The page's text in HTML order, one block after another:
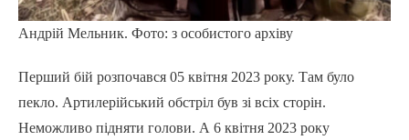
Андрій Мельник. Фото: з особистого архіву
Перший бій розпочався 05 квітня 2023 року. Там було
пекло. Артилерійський обстріл був зі всіх сторін.
Неможливо підняти голови. А 6 квітня 2023 року